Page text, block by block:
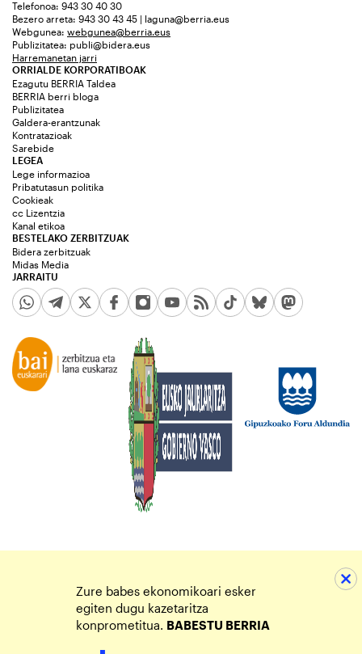
Telefonoa: 943 30 40 30
Bezero arreta: 943 30 43 45 | laguna@berria.eus
Webgunea: webgunea@berria.eus
Publizitatea: publi@bidera.eus
Harremanetan jarri
ORRIALDE KORPORATIBOAK
Ezagutu BERRIA Taldea
BERRIA berri bloga
Publizitatea
Galdera-erantzunak
Kontratazioak
Sarebide
JARRAITU
LEGEA
Lege informazioa
Pribatutasun politika
Cookieak
cc Lizentzia
Kanal etikoa
BESTELAKO ZERBITZUAK
Bidera zerbitzuak
Midas Media
Zure babes ekonomikoari esker
egiten dugu kazetaritza
konprometitua. BABESTU BERRIA